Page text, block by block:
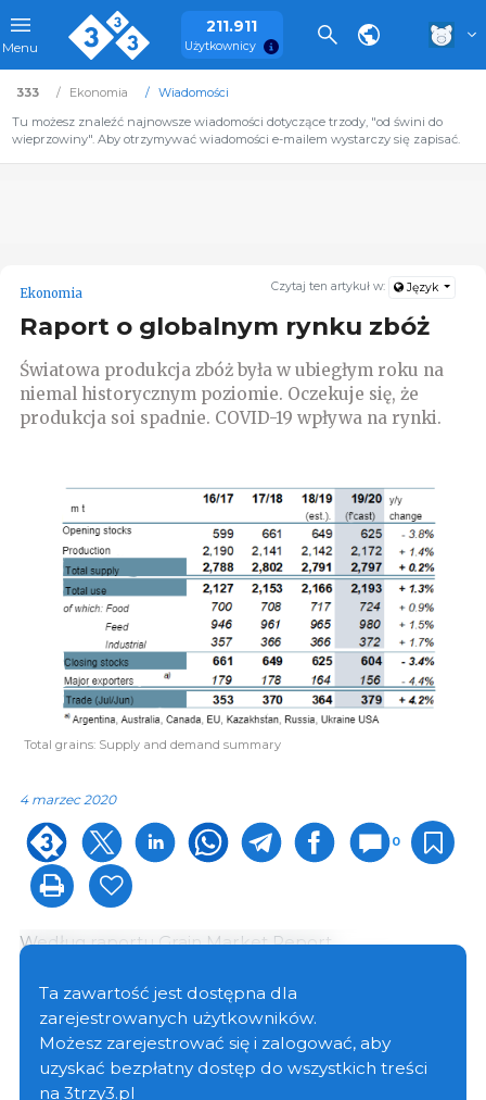
Menu
211.911
Użytkownicy
333 Ekonomia
Wiadomości
Tu możesz znaleźć najnowsze wiadomości dotyczące trzody, "od świni do
wieprzowiny". Aby otrzymywać wiadomości e-mailem wystarczy się zapisać.
Czytaj ten artykuł w: Język
Ekonomia
Raport o globalnym rynku zbóż
Światowa produkcja zbóż była w ubiegłym roku na
niemal historycznym poziomie. Oczekuje się, że
produkcja soi spadnie. COVID-19 wpływa na rynki.
Total grains: Supply and demand summary
4 marzec 2020
0
Według raportu Grain Market Report
całkowita produkcja zbóż(pszenicy i ziarna
gruboziarnistego) w sezonie 2019/20 wyniosła niemal
historyczną wartość, 2172 mln t. Rekordowe zbiory
pszenicy i jęczmienia zrekompensowały z nadwyżką
mniejsze zbiory kukurydzy. Całkowita podaż była
Ta zawartość jest dostępna dla
zarejestrowanych użytkowników.
Możesz zarejestrować się i zalogować, aby
uzyskać bezpłatny dostęp do wszystkich treści
na 3trzy3.pl